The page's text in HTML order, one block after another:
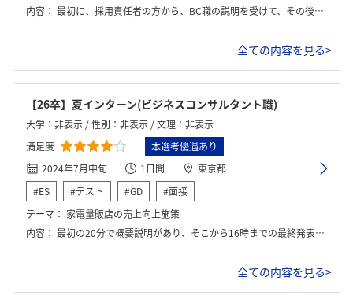
内容： 最初に、採用責任者の方から、BC職の説明を受けて、その後、半日間をかけてグループワークを行い発表して、最後に1時間ほど座談会の時間があった。 配布資料を基に、ディスカッションを行った。 途中で中間発表があり、そこでのFBを受けて議論の軌道修正を図った。 グループワークの内容は、とある架空企業の事業立て直し計画と、中期経営計画の策定であった。メンバーと合意を形成しながら、議論を進め、プレゼン資料を分担して作り、発表を行った。
全ての内容を見る>
【26卒】夏インターン(ビジネスコンサルタント職)
大学：非表示 / 性別：非表示 / 文理：非表示
満足度
本選考優遇あり
2024年7月中旬
1日間
東京都
#ES
#テスト #GD
#面接
テーマ： 家電量販店の売上向上施策
内容： 最初の20分で概要説明があり、そこから16時までの最終発表に向けてグループワーク
全ての内容を見る>